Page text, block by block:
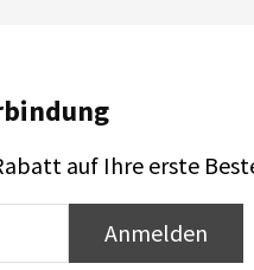
auf Ihre erste
Anmelden